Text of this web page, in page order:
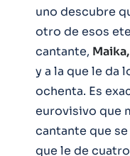
uno descubre
otro de esos
cantante, Maika,
y a la que le da
ochenta. Es
eurovisivo que
cantante que se
que le de